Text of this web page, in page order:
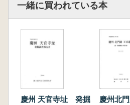
一緒に買われている本
慶州 天官寺址 発掘
慶州北